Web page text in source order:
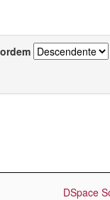
DSpace